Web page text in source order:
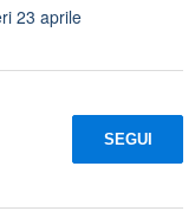
23 aprile
SEGUI